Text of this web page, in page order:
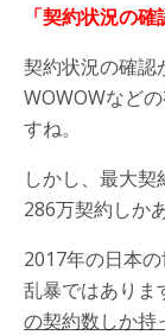
「契約状況の確
契約状況の確認
WOWOWなど
すね。
しかし、最大
286万契約しか
2017年の日本
乱暴ではありま
の契約数しか持